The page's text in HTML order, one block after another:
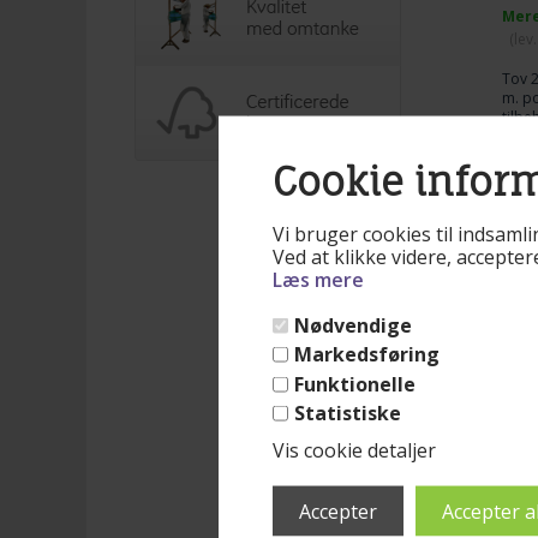
Cookie
Vi bruger cookies til
Ved at klikke videre,
Læs mere
Nødvendige
Markedsføring
Funktionelle
Statistiske
Vis cookie detaljer
Tov
m.
et